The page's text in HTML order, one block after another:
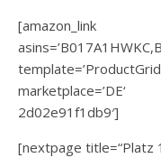
[amazon_link
marketplace=’DE‘
2d02e91f1db9′]
[nextpage title=“Platz